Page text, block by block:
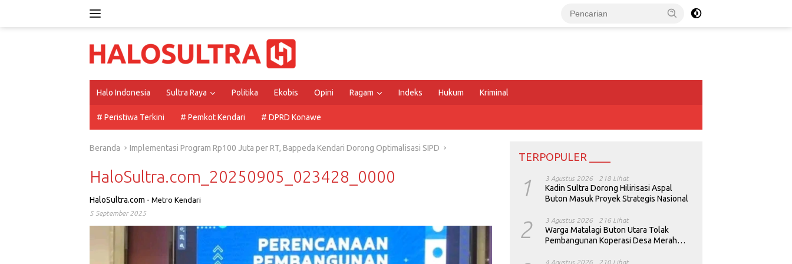
Halo Indonesia Sultra Raya Politika Ekobis Opini Ragam Indeks Hukum Kriminal
# Peristiwa Terkini # Pemkot Kendari # DPRD Konawe
Beranda Implementasi Program Rp100 Juta per RT, Bappeda Kendari Dorong Optimalisasi SIPD
HaloSultra.com_20250905_023428_0000
HaloSultra.com - Metro Kendari
5 September 2025
TERPOPULER ____
1 3 Agustus 2026 218 Lihat
Kadin Sultra Dorong Hilirisasi Aspal
Buton Masuk Proyek Strategis Nasional
2 3 Agustus 2026 216 Lihat
Warga Matalagi Buton Utara Tolak
Pembangunan Koperasi Desa Merah
4 Agustus 2026 210 Lihat